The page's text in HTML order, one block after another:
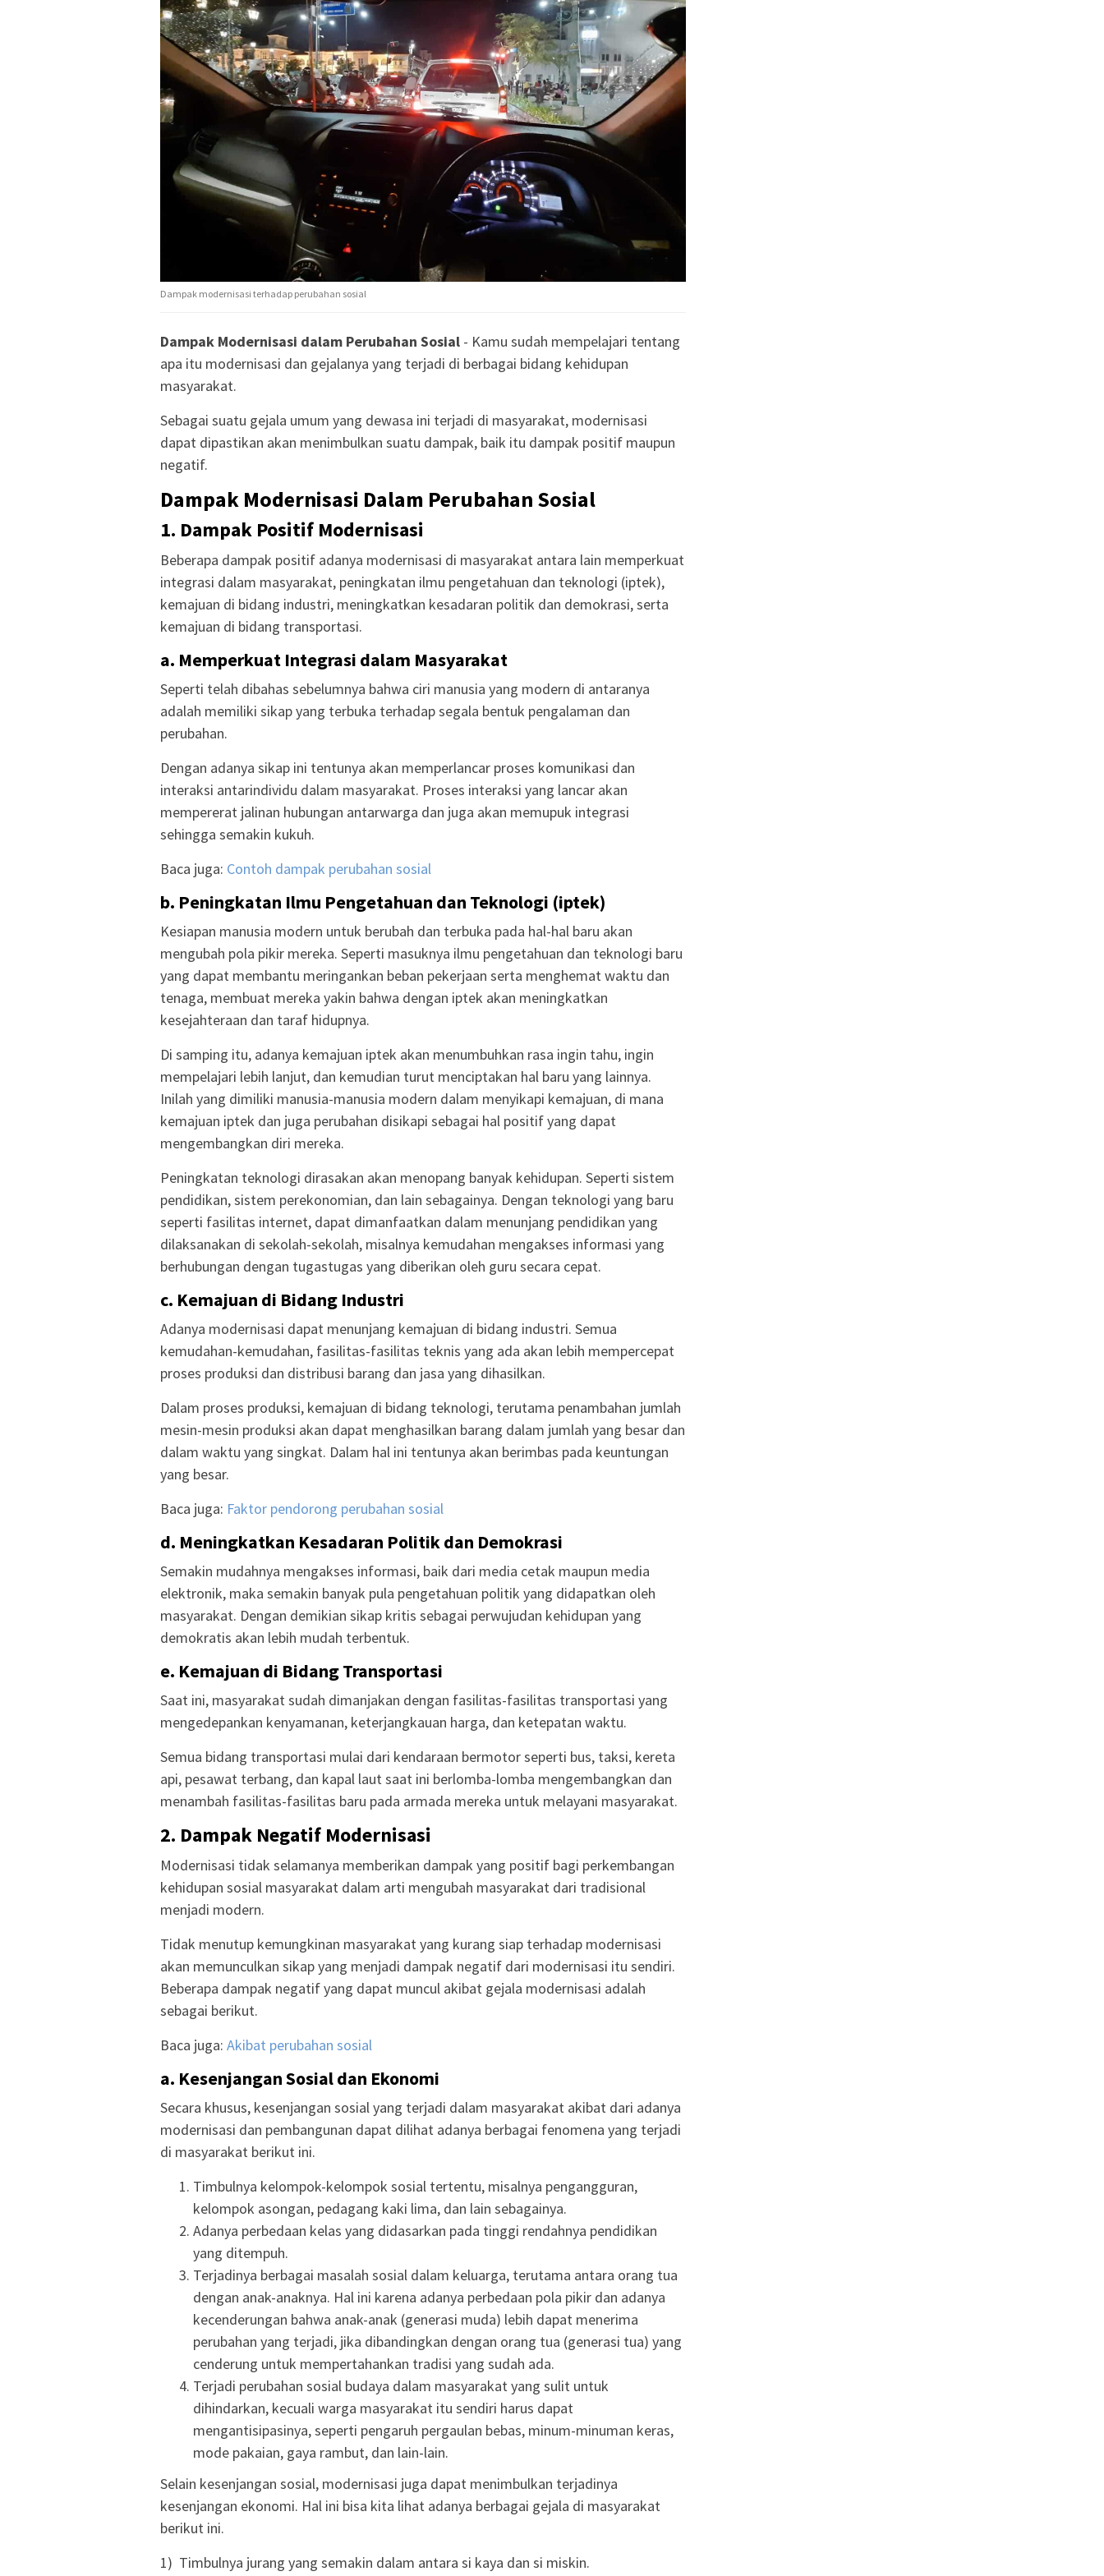
Dampak modernisasi terhadap perubahan sosial
Dampak Modernisasi dalam Perubahan Sosial - Kamu sudah mempelajari tentang
apa itu modernisasi dan gejalanya yang terjadi di berbagai bidang kehidupan
masyarakat.
Sebagai suatu gejala umum yang dewasa ini terjadi di masyarakat, modernisasi
dapat dipastikan akan menimbulkan suatu dampak, baik itu dampak positif maupun
negatif.
Dampak Modernisasi Dalam Perubahan Sosial
1. Dampak Positif Modernisasi
Beberapa dampak positif adanya modernisasi di masyarakat antara lain memperkuat
integrasi dalam masyarakat, peningkatan ilmu pengetahuan dan teknologi (iptek),
kemajuan di bidang industri, meningkatkan kesadaran politik dan demokrasi, serta
kemajuan di bidang transportasi.
a. Memperkuat Integrasi dalam Masyarakat
Seperti telah dibahas sebelumnya bahwa ciri manusia yang modern di antaranya
adalah memiliki sikap yang terbuka terhadap segala bentuk pengalaman dan
perubahan.
Dengan adanya sikap ini tentunya akan memperlancar proses komunikasi dan
interaksi antarindividu dalam masyarakat. Proses interaksi yang lancar akan
mempererat jalinan hubungan antarwarga dan juga akan memupuk integrasi
sehingga semakin kukuh.
Baca juga: Contoh dampak perubahan sosial
b. Peningkatan Ilmu Pengetahuan dan Teknologi (iptek)
Kesiapan manusia modern untuk berubah dan terbuka pada hal-hal baru akan
mengubah pola pikir mereka. Seperti masuknya ilmu pengetahuan dan teknologi baru
yang dapat membantu meringankan beban pekerjaan serta menghemat waktu dan
tenaga, membuat mereka yakin bahwa dengan iptek akan meningkatkan
kesejahteraan dan taraf hidupnya.
Di samping itu, adanya kemajuan iptek akan menumbuhkan rasa ingin tahu, ingin
mempelajari lebih lanjut, dan kemudian turut menciptakan hal baru yang lainnya.
Inilah yang dimiliki manusia-manusia modern dalam menyikapi kemajuan, di mana
kemajuan iptek dan juga perubahan disikapi sebagai hal positif yang dapat
mengembangkan diri mereka.
Peningkatan teknologi dirasakan akan menopang banyak kehidupan. Seperti sistem
pendidikan, sistem perekonomian, dan lain sebagainya. Dengan teknologi yang baru
seperti fasilitas internet, dapat dimanfaatkan dalam menunjang pendidikan yang
dilaksanakan di sekolah-sekolah, misalnya kemudahan mengakses informasi yang
berhubungan dengan tugastugas yang diberikan oleh guru secara cepat.
c. Kemajuan di Bidang Industri
Adanya modernisasi dapat menunjang kemajuan di bidang industri. Semua
kemudahan-kemudahan, fasilitas-fasilitas teknis yang ada akan lebih mempercepat
proses produksi dan distribusi barang dan jasa yang dihasilkan.
Dalam proses produksi, kemajuan di bidang teknologi, terutama penambahan jumlah
mesin-mesin produksi akan dapat menghasilkan barang dalam jumlah yang besar dan
dalam waktu yang singkat. Dalam hal ini tentunya akan berimbas pada keuntungan
yang besar.
Baca juga: Faktor pendorong perubahan sosial
d. Meningkatkan Kesadaran Politik dan Demokrasi
Semakin mudahnya mengakses informasi, baik dari media cetak maupun media
elektronik, maka semakin banyak pula pengetahuan politik yang didapatkan oleh
masyarakat. Dengan demikian sikap kritis sebagai perwujudan kehidupan yang
demokratis akan lebih mudah terbentuk.
e. Kemajuan di Bidang Transportasi
Saat ini, masyarakat sudah dimanjakan dengan fasilitas-fasilitas transportasi yang
mengedepankan kenyamanan, keterjangkauan harga, dan ketepatan waktu.
Semua bidang transportasi mulai dari kendaraan bermotor seperti bus, taksi, kereta
api, pesawat terbang, dan kapal laut saat ini berlomba-lomba mengembangkan dan
menambah fasilitas-fasilitas baru pada armada mereka untuk melayani masyarakat.
2. Dampak Negatif Modernisasi
Modernisasi tidak selamanya memberikan dampak yang positif bagi perkembangan
kehidupan sosial masyarakat dalam arti mengubah masyarakat dari tradisional
menjadi modern.
Tidak menutup kemungkinan masyarakat yang kurang siap terhadap modernisasi
akan memunculkan sikap yang menjadi dampak negatif dari modernisasi itu sendiri.
Beberapa dampak negatif yang dapat muncul akibat gejala modernisasi adalah
sebagai berikut.
Baca juga: Akibat perubahan sosial
a. Kesenjangan Sosial dan Ekonomi
Secara khusus, kesenjangan sosial yang terjadi dalam masyarakat akibat dari adanya
modernisasi dan pembangunan dapat dilihat adanya berbagai fenomena yang terjadi
di masyarakat berikut ini.
Timbulnya kelompok-kelompok sosial tertentu, misalnya pengangguran,
kelompok asongan, pedagang kaki lima, dan lain sebagainya.
Adanya perbedaan kelas yang didasarkan pada tinggi rendahnya pendidikan
yang ditempuh.
Terjadinya berbagai masalah sosial dalam keluarga, terutama antara orang tua
dengan anak-anaknya. Hal ini karena adanya perbedaan pola pikir dan adanya
kecenderungan bahwa anak-anak (generasi muda) lebih dapat menerima
perubahan yang terjadi, jika dibandingkan dengan orang tua (generasi tua) yang
cenderung untuk mempertahankan tradisi yang sudah ada.
Terjadi perubahan sosial budaya dalam masyarakat yang sulit untuk
dihindarkan, kecuali warga masyarakat itu sendiri harus dapat
mengantisipasinya, seperti pengaruh pergaulan bebas, minum-minuman keras,
mode pakaian, gaya rambut, dan lain-lain.
Selain kesenjangan sosial, modernisasi juga dapat menimbulkan terjadinya
kesenjangan ekonomi. Hal ini bisa kita lihat adanya berbagai gejala di masyarakat
berikut ini.
1) Timbulnya jurang yang semakin dalam antara si kaya dan si miskin.